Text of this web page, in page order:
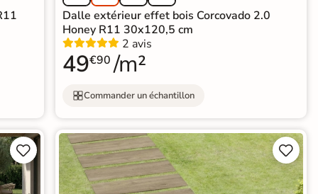
Dalle extérieur effet bois Corcovado 2.0
Honey R11 30x120,5 cm
2 avis
49€90 /m²
Commander un échantillon

 
